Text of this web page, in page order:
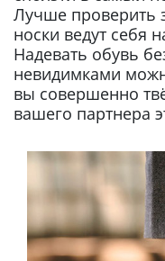
Лучше проверить
носки ведут себя
Надевать обувь
невидимками
вы совершенно
вашего партнера